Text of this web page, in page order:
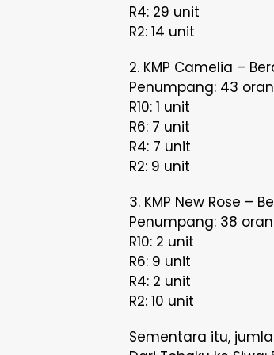
R4: 29 unit
R2: 14 unit
2. KMP Camelia –
Penumpang: 43
R10: 1 unit
R6: 7 unit
R4: 7 unit
R2: 9 unit
3. KMP New Rose –
Penumpang: 38
R10: 2 unit
R6: 9 unit
R4: 2 unit
R2: 10 unit
Sementara itu,